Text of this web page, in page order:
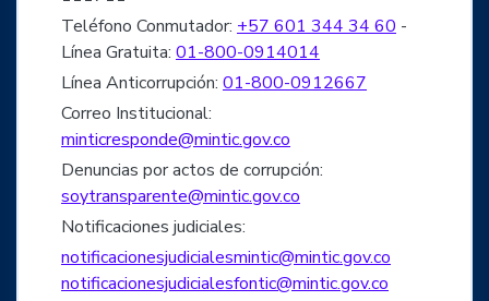
Teléfono Conmutador: +57 601 344 34 60 -
Línea Gratuita: 01-800-0914014
Línea Anticorrupción: 01-800-0912667
Correo Institucional:
minticresponde@mintic.gov.co
Denuncias por actos de corrupción:
soytransparente@mintic.gov.co
Notificaciones judiciales:
notificacionesjudicialesmintic@mintic.gov.co
notificacionesjudicialesfontic@mintic.gov.co